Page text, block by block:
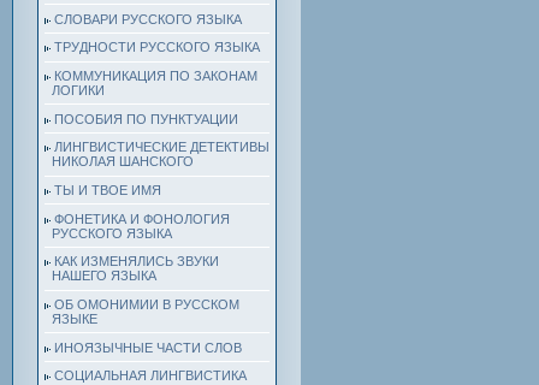
СЛОВАРИ РУССКОГО ЯЗЫКА
ТРУДНОСТИ РУССКОГО ЯЗЫКА
КОММУНИКАЦИЯ ПО ЗАКОНАМ
ЛОГИКИ
ПОСОБИЯ ПО ПУНКТУАЦИИ
ЛИНГВИСТИЧЕСКИЕ ДЕТЕКТИВЫ
НИКОЛАЯ ШАНСКОГО
ТЫ И ТВОЕ ИМЯ
ФОНЕТИКА И ФОНОЛОГИЯ
РУССКОГО ЯЗЫКА
КАК ИЗМЕНЯЛИСЬ ЗВУКИ
НАШЕГО ЯЗЫКА
ОБ ОМОНИМИИ В РУССКОМ
ЯЗЫКЕ
ИНОЯЗЫЧНЫЕ ЧАСТИ СЛОВ
СОЦИАЛЬНАЯ ЛИНГВИСТИКА